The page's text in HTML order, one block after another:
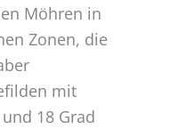
Möhren in
Zonen, die
mit
18 Grad